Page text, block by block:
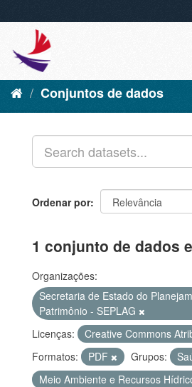
Conjuntos de dados
Ordenar por
1 conjunto de dados
Organizações:
Secretaria de Estado do
Patrimônio - SEPLAG
Licenças:
Creative Commons
Formatos:
PDF Grupos:
Meio Ambiente e Recursos